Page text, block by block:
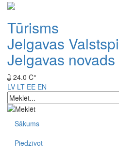
Tūrisms
Jelgavas
Jelgavas novads
24.0 C°
LV LT EE EN
Sākums
Piedzīvot